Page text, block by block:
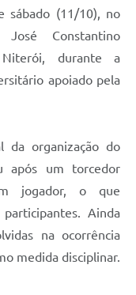
sábado (11/10), no
José Constantino
durante a
apoiado pela
da organização do
após um torcedor
jogador, o que
Ainda
na ocorrência
medida disciplinar.